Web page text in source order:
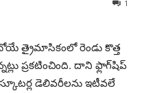
1
త్రైమాసికంలో రెండు కొత్త
ప్రకటించింది. దాని ఫ్లాగ్‌షిప్
డెలివరీలను ఇటీవలే